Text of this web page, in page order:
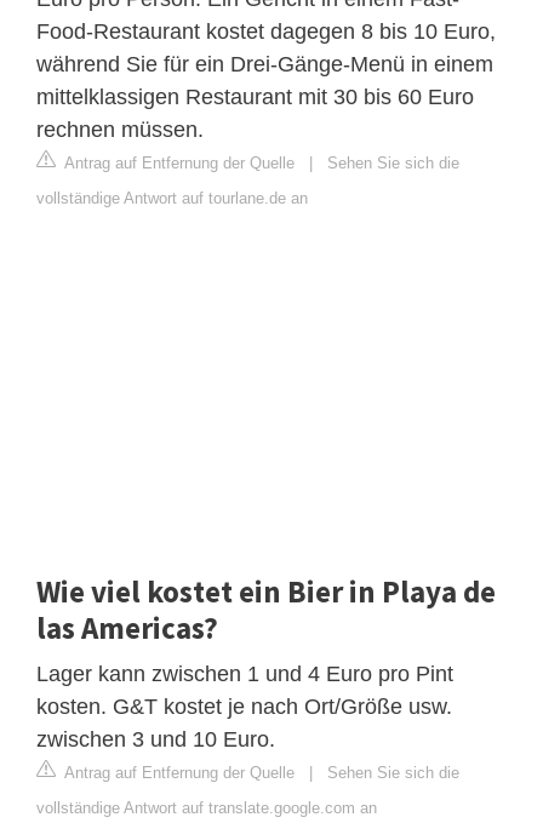
Food-Restaurant kostet dagegen 8 bis 10 Euro,
während Sie für ein Drei-Gänge-Menü in einem
mittelklassigen Restaurant mit 30 bis 60 Euro
rechnen müssen.
Antrag auf Entfernung der Quelle
Sehen Sie sich die
vollständige Antwort auf tourlane.de an
Wie viel kostet ein Bier in Playa de
las Americas?
Lager kann zwischen 1 und 4 Euro pro Pint
kosten. G&T kostet je nach Ort/Größe usw.
zwischen 3 und 10 Euro.
Antrag auf Entfernung der Quelle
Sehen Sie sich die
vollständige Antwort auf translate.google.com an